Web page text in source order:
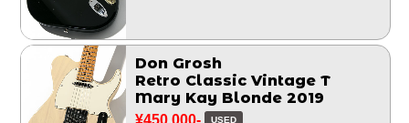
Don Grosh
Retro Classic Vintage T
Mary Kay Blonde 2019
¥450,000- USED